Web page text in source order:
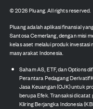
©2026Pluang. All rights reserved.
Pluang adalah aplikasi finansial
Santosa Cemerlang, dengan misi
kelas aset melalui produk
masyarakat Indonesia.
Saham AS, ETF, dan Options
Perantara Pedagang Derivatif
Jasa Keuangan (OJK) untuk
berupa Efek. Transaksi
Kliring Berjangka Indonesia